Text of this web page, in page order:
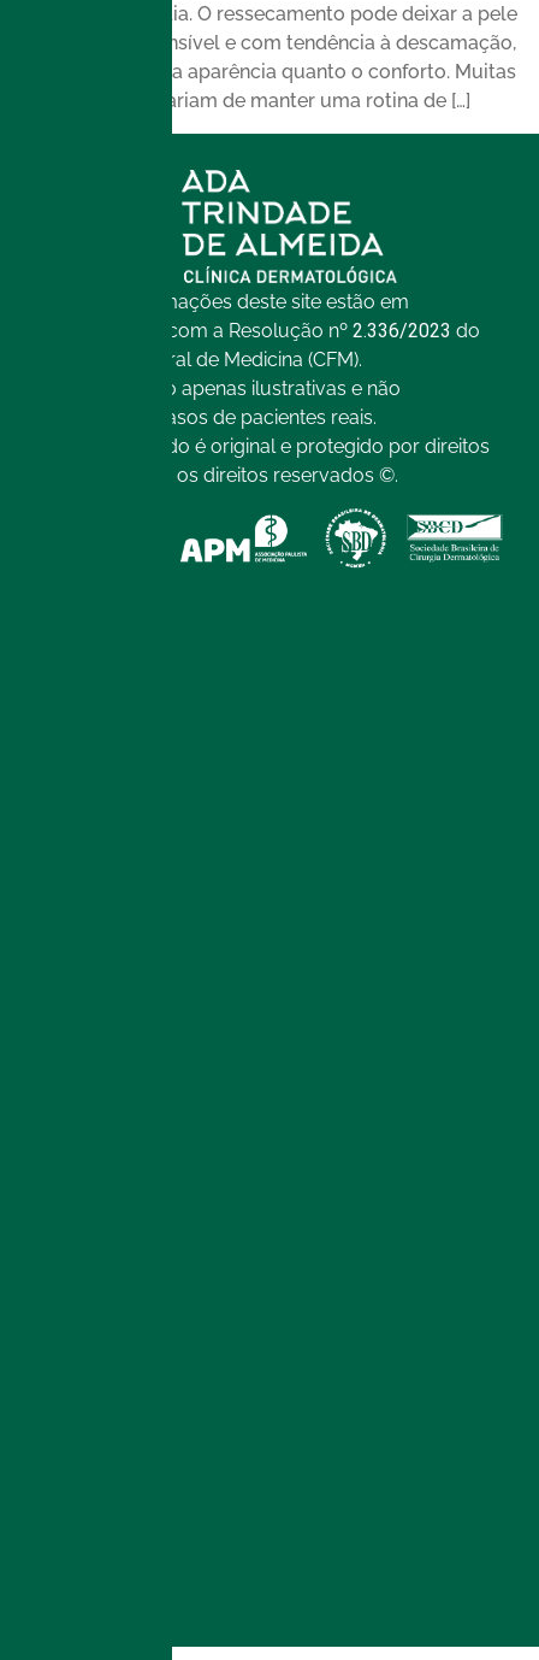
hábitos do dia a dia. O ressecamento pode deixar a pele
áspera, opaca, sensível e com tendência à descamação,
e isso afeta tanto a aparência quanto o conforto. Muitas
pessoas até gostariam de manter uma rotina de […]
Todas as informações deste site estão em
conformidade com a Resolução nº 2.336/2023 do
Conselho Federal de Medicina (CFM).
As imagens são apenas ilustrativas e não
representam casos de pacientes reais.
Todo o conteúdo é original e protegido por direitos
autorais. Todos os direitos reservados ©.